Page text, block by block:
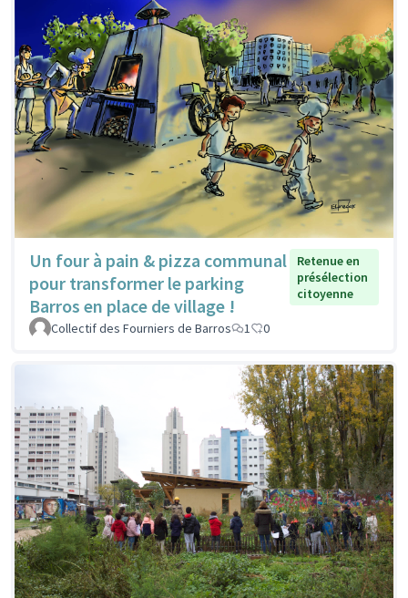
Un four à pain & pizza communal
pour transformer le parking
Barros en place de village !
Retenue en
présélection
citoyenne
Collectif des Fourniers de Barros 1 0